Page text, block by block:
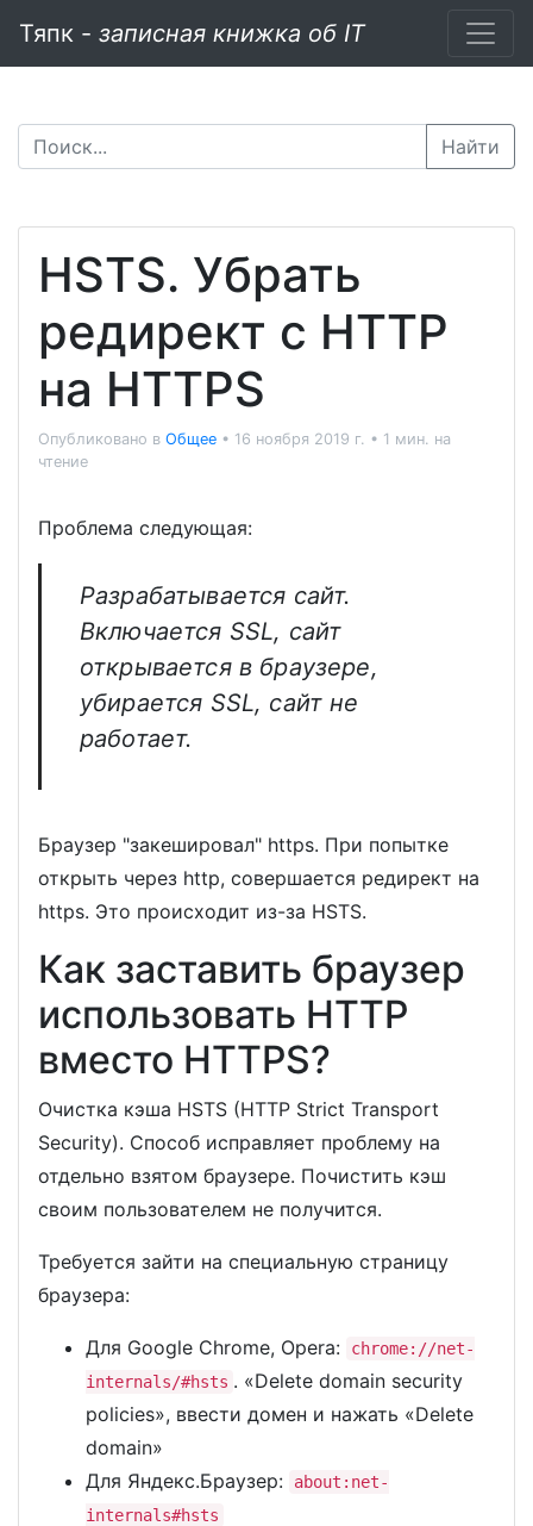
Тяпк - записная книжка об IT
Найти
HSTS. Убрать
редирект с HTTP
на HTTPS
Опубликовано в Общее • 16 ноября 2019 г. • 1 мин. на
чтение
Проблема следующая:
Разрабатывается сайт.
Включается SSL, сайт
открывается в браузере,
убирается SSL, сайт не
работает.
Браузер "закешировал" https. При попытке
открыть через http, совершается редирект на
https. Это происходит из-за HSTS.
Как заставить браузер
использовать HTTP
вместо HTTPS?
Очистка кэша HSTS (HTTP Strict Transport
Security). Способ исправляет проблему на
отдельно взятом браузере. Почистить кэш
своим пользователем не получится.
Требуется зайти на специальную страницу
браузера:
Для Google Chrome, Opera:
chrome://net-
internals/#hsts . «Delete domain security
policies», ввести домен и нажать «Delete
domain»
Для Яндекс.Браузер:
about:net-
internals#hsts